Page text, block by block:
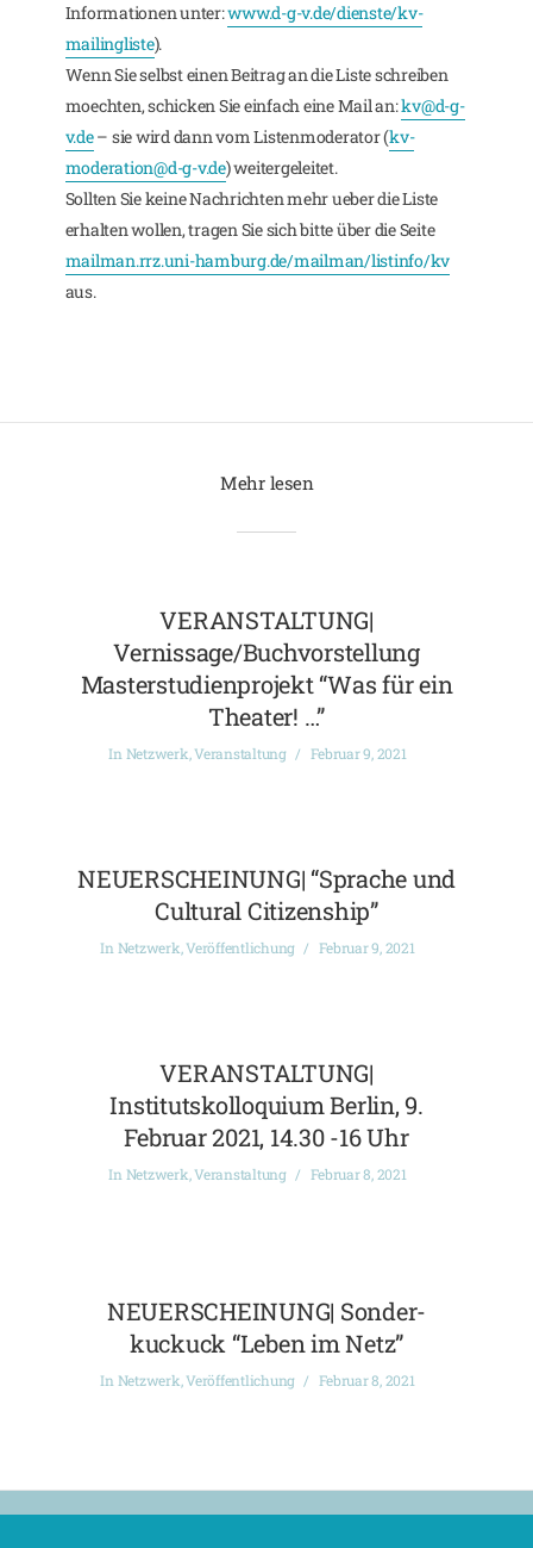
Informationen unter:www.d-g-v.de/dienste/kv-
mailingliste).
Wenn Sie selbst einen Beitrag an die Liste schreiben
moechten, schicken Sie einfach eine Mail an:kv@d-g-
v.de– sie wird dann vom Listenmoderator (kv-
moderation@d-g-v.de) weitergeleitet.
Sollten Sie keine Nachrichten mehr ueber die Liste
erhalten wollen, tragen Sie sich bitte über die Seite
mailman.rrz.uni-hamburg.de/mailman/listinfo/kv
aus.
Mehr lesen
VERANSTALTUNG|
Vernissage/Buchvorstellung
Masterstudienprojekt “Was für ein
Theater! …”
In Netzwerk,Veranstaltung Februar 9, 2021
NEUERSCHEINUNG| “Sprache und
Cultural Citizenship”
In Netzwerk,Veröffentlichung Februar 9, 2021
VERANSTALTUNG|
Institutskolloquium Berlin, 9.
Februar 2021, 14.30 -16 Uhr
In Netzwerk,Veranstaltung Februar 8, 2021
NEUERSCHEINUNG| Sonder-
kuckuck “Leben im Netz”
In Netzwerk,Veröffentlichung Februar 8, 2021